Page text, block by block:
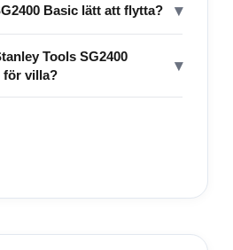
Basic lätt att flytta? ▾
Tools SG2400
för villa?
▾